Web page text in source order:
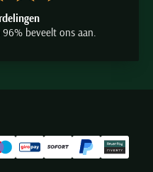
beveelt ons aan.